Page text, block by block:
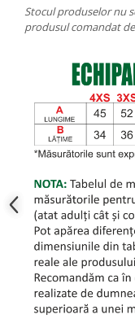
Stocul produselor nu
produsul comandat